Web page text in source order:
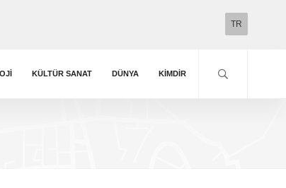
TR
KÜLTÜR SANAT DÜNYA KIMDIR